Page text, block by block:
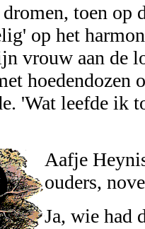
toen op
op het
vrouw aan de
hoedendozen
'Wat leefde ik
Aafje
ouders,
Ja, wie had